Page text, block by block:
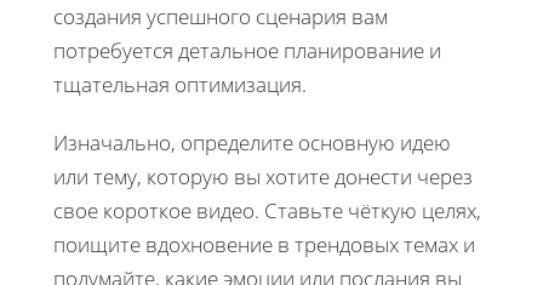
создания успешного сценария вам
потребуется детальное планирование и
тщательная оптимизация.
Изначально, определите основную идею
или тему, которую вы хотите донести через
свое короткое видео. Ставьте чёткую целях,
поищите вдохновение в трендовых темах и
подумайте, какие эмоции или послания вы